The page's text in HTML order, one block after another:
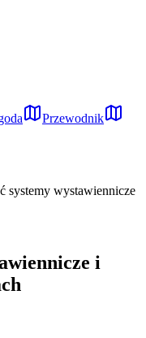
Przewodnik
systemy wystawiennicze
i